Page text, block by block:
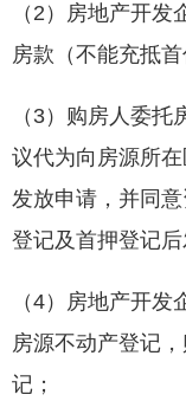
（2）房地产开
房款（不能充抵首
（3）购房人委
议代为向房源所
发放申请，并同
登记及首押登记后
（4）房地产开
房源不动产登记
记；